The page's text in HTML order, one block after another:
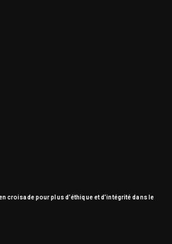
croisade pour plus d’éthique et d’intégrité dans le